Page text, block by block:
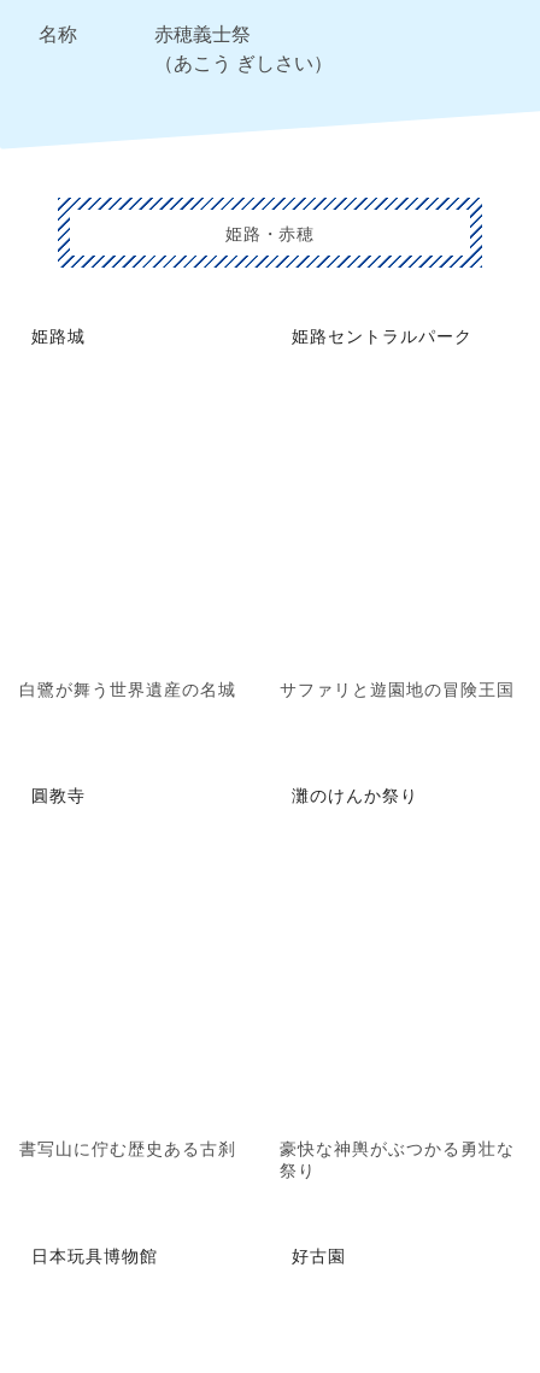
名称
赤穂義士祭
（あこう ぎしさい）
姫路・赤穂
姫路城
白鷺が舞う世界遺産の名城
姫路セントラルパーク
サファリと遊園地の冒険王国
圓教寺
書写山に佇む歴史ある古刹
灘のけんか祭り
豪快な神輿がぶつかる勇壮な
祭り
日本玩具博物館 好古園